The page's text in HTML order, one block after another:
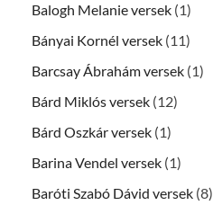
Balogh Melanie versek (1)
Bányai Kornél versek (11)
Barcsay Ábrahám versek (1)
Bárd Miklós versek (12)
Bárd Oszkár versek (1)
Barina Vendel versek (1)
Baróti Szabó Dávid versek (8)